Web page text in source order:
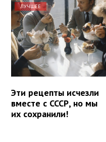
ЛУЧШЕЕ
Эти рецепты исчезли
вместе с СССР, но мы
их сохранили!